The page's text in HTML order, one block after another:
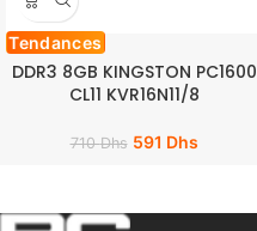
Tendances
DDR3 8GB KINGSTON PC1600
CL11 KVR16N11/8
710Dhs 591 Dhs